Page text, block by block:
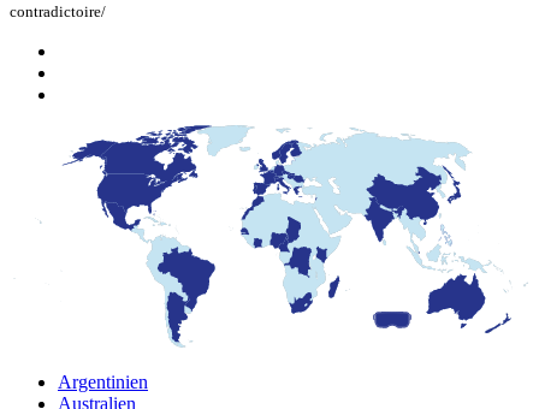
contradictoire/
Argentinien
Australien